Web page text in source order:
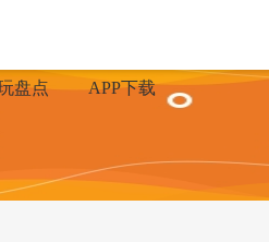
盘点 APP下载